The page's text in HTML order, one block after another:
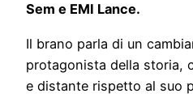
Sem e EMI Lance.
Il brano parla di un
protagonista della storia,
e distante rispetto al suo